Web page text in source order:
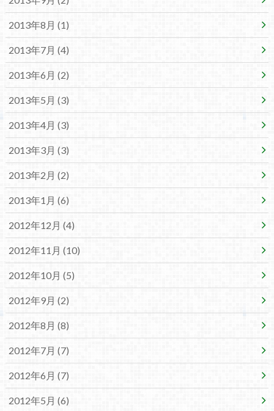
2013年8月 (1)
2013年7月 (4)
2013年6月 (2)
2013年5月 (3)
2013年4月 (3)
2013年3月 (3)
2013年2月 (2)
2013年1月 (6)
2012年12月 (4)
2012年11月 (10)
2012年10月 (5)
2012年9月 (2)
2012年8月 (8)
2012年7月 (7)
2012年6月 (7)
2012年5月 (6)